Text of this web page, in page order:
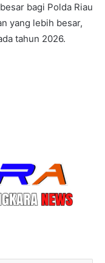
bagi Polda Riau
yang lebih besar,
tahun 2026.